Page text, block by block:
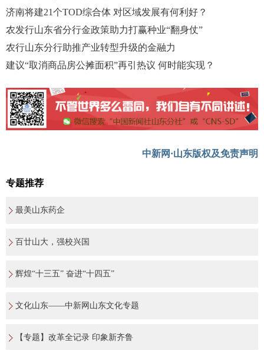
济南将建21个TOD综合体 对区域发展有何利好？
农发行山东省分行金政策助力打赢种业“翻身仗”
农行山东分行助推产业转型升级的金融力
建议“取消商品房公摊面积”再引热议 何时能实现？
中新网·山东版权及免责声明
专题推荐
最美山东药企
百廿山大，强校兴国
辉煌“十三五” 奋进“十四五”
文化山东——中新网山东文化专题
【专题】改革全记录 印象新齐鲁